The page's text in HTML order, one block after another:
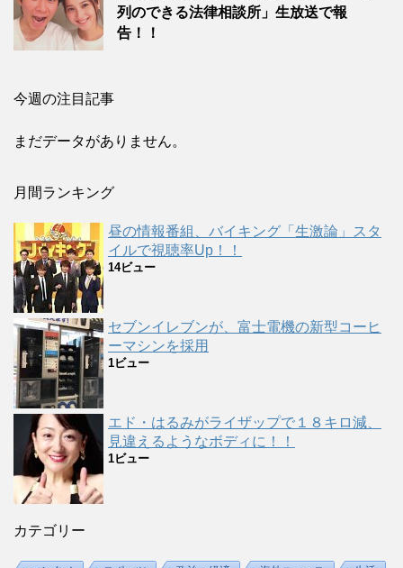
列のできる法律相談所」生放送で報
告！！
今週の注目記事
まだデータがありません。
月間ランキング
昼の情報番組、バイキング「生激論」スタ
イルで視聴率Up！！
14ビュー
セブンイレブンが、富士電機の新型コーヒ
ーマシンを採用
1ビュー
エド・はるみがライザップで１８キロ減、
見違えるようなボディに！！
1ビュー
カテゴリー